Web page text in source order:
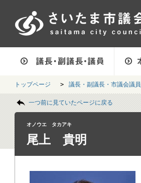
トップページ > 議長・副議長・市議会議員
一つ前に見ていたページに戻る
オノウエ タカアキ
尾上 貴明